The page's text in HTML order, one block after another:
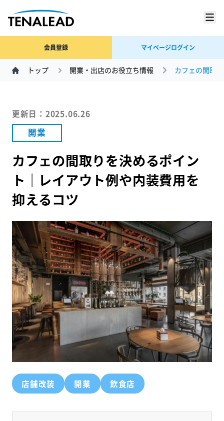
会員登録 マイページログイン
トップ 開業・出店のお役立ち情報 カフェの間取
更新日：2025.06.26
開業
カフェの間取りを決めるポイン
ト｜レイアウト例や内装費用を
抑えるコツ
店舗改装 開業 飲食店